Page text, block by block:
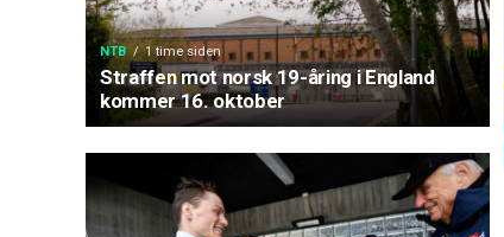
NTB 1 time siden
Straffen mot norsk 19-åring i England
kommer 16. oktober